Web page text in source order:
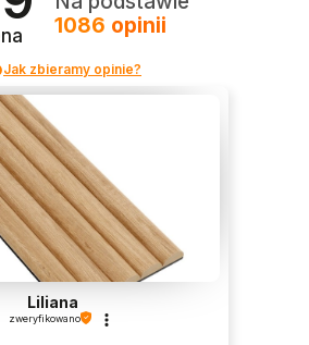
1086 opinii
Jak zbieramy opinie?
Liliana
zweryfikowano